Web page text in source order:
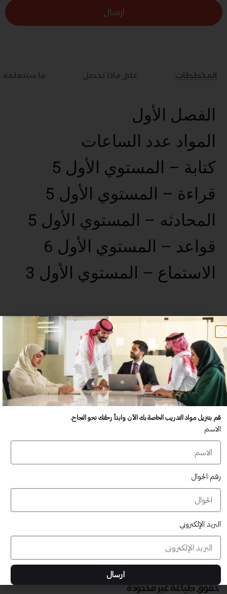
ارسال
المخططات علي ماذا تحصل ما ستتعلمه
الفصل الأول
المواد عدد الساعات
كتابة – المستوي الأول 5
قراءة – المستوي الأول 5
المحادثه – المستوي الأول 5
قواعد – المستوي الأول 6
الاستماع – المستوي الأول 3
عدد غير محدود من المستخدمين
تدريب أكبر عدد تريده من المشاركين في موقعك - ​​إلى الأبد!
لا توجد رسوم تجديد سنوية
تدريب أكبر عدد تريده من المشاركين في موقعك - ​​إلى الأبد!
قابلة للتخصيص بالكامل
تدريب أكبر عدد تريده من المشاركين في موقعك - ​​إلى الأبد!
حقوق طباعة غير محدودة
قم بتنزيل مواد التدريب الخاصة بك الآن وابدأ رحلتك نحو النجاح.
الاسم
رقم الجوال
البريد الإلكتروني
ارسال